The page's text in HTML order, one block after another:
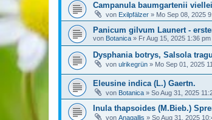
Campanula baumgartenii
von Exilpfälzer » Mo Sep 08, 2025
Panicum gilvum Launert -
von Botanica » Fr Aug 15, 2025 1:36 pm
Dysphania botrys, Salsola
von ulrikegrün » Mo Sep 01, 2025
Eleusine indica (L.) Gaertn.
von Botanica » So Aug 31, 2025
Inula thapsoides (M.Bieb.)
von Anagallis » So Aug 31, 2025